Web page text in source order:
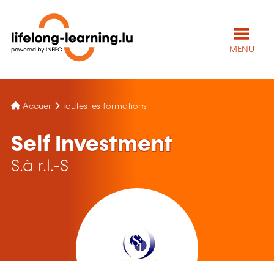
MENU
Accueil Toutes les formations
Self Investment
S.à r.l.-S